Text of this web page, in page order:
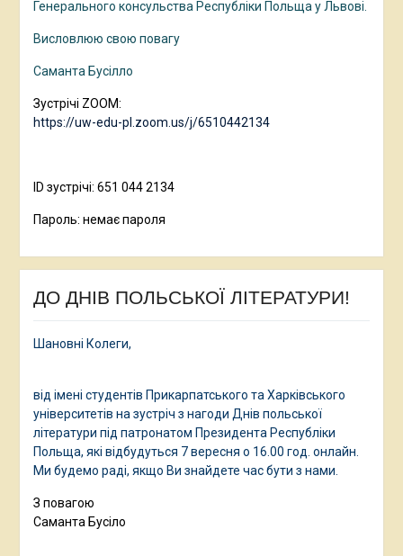
Генерального консульства Республіки Польща у Львові.
Висловлюю свою повагу
Саманта Бусілло
Зустрічі ZOOM:
https://uw-edu-pl.zoom.us/j/6510442134
ID зустрічі: 651 044 2134
Пароль: немає пароля
ДО ДНІВ ПОЛЬСЬКОЇ ЛІТЕРАТУРИ!
Шановні Колеги,
від імені студентів Прикарпатського та Харківського
університетів на зустріч з нагоди Днів польської
літератури під патронатом Президента Республіки
Польща, які відбудуться 7 вересня о 16.00 год. онлайн.
Ми будемо раді, якщо Ви знайдете час бути з нами.
З повагою
Саманта Бусіло